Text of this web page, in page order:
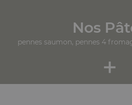
Nos
pennes saumon, pennes 4
+